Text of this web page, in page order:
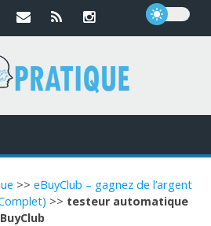
>> eBuyClub – gagnez de l’argent
>> testeur automatique